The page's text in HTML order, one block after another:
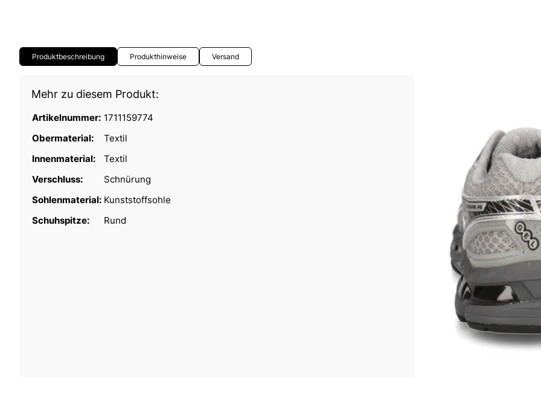
Produktbeschreibung Produkthinweise Versand
Mehr zu diesem Produkt:
Artikelnummer: 1711159774
Obermaterial:
Textil
Innenmaterial:
Textil
Verschluss:
Schnürung
Sohlenmaterial: Kunststoffsohle
Schuhspitze:
Rund